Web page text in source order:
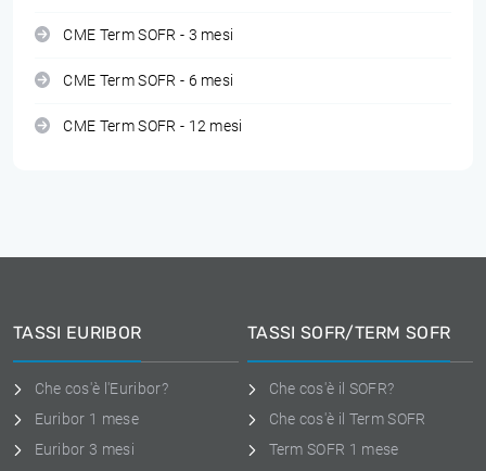
CME Term SOFR - 3 mesi
CME Term SOFR - 6 mesi
CME Term SOFR - 12 mesi
TASSI EURIBOR
Che cos'è l'Euribor?
Euribor 1 mese
Euribor 3 mesi
TASSI SOFR/TERM SOFR
Che cos'è il SOFR?
Che cos'è il Term SOFR
Term SOFR 1 mese